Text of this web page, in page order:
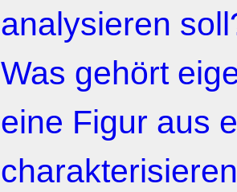
analysieren
Was gehört
eine Figur aus